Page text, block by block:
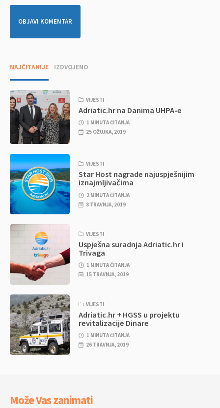
NAJČITANIJE IZDVOJENO
VIJESTI
Adriatic.hr na Danima UHPA-e
1 MINUTA ČITANJA
25 OŽUJKA, 2019
VIJESTI
Star Host nagrade najuspješnijim
iznajmljivačima
2 MINUTA ČITANJA
8 TRAVNJA, 2019
VIJESTI
Uspješna suradnja Adriatic.hr i
Trivaga
1 MINUTA ČITANJA
15 TRAVNJA, 2019
VIJESTI
Adriatic.hr + HGSS u projektu
revitalizacije Dinare
1 MINUTA ČITANJA
26 TRAVNJA, 2019
Može Vas zanimati